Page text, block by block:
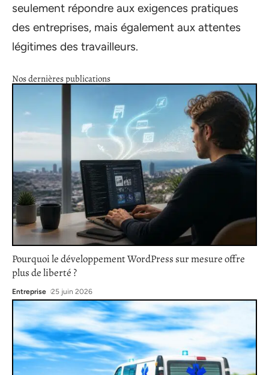
seulement répondre aux exigences pratiques
des entreprises, mais également aux attentes
légitimes des travailleurs.
Nos dernières publications
Pourquoi le développement WordPress sur mesure offre
plus de liberté ?
Entreprise 25 juin 2026